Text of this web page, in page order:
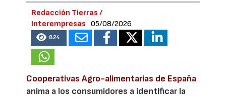
Redacción Tierras /
Interempresas
05/08/2026
824
Cooperativas Agro-alimentarias de España
anima a los consumidores a identificar la